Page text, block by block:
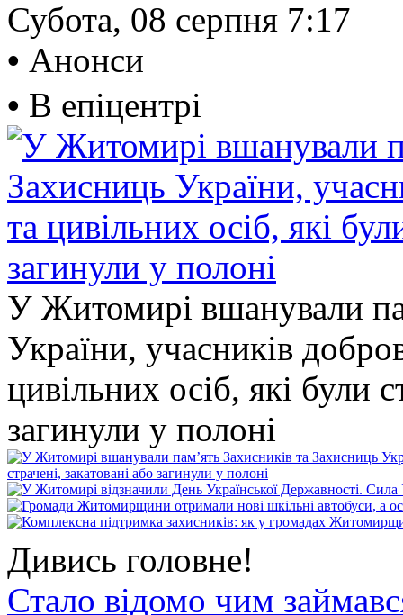
Субота, 08 серпня 7:17
• Анонси
• В епіцентрі
У Житомирі вшанували
України, учасників
цивільних осіб, які були
загинули у полоні
Дивись головне!
Стало відомо чим